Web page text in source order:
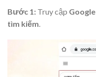
Bước 1: Truy cập Google
tìm kiếm